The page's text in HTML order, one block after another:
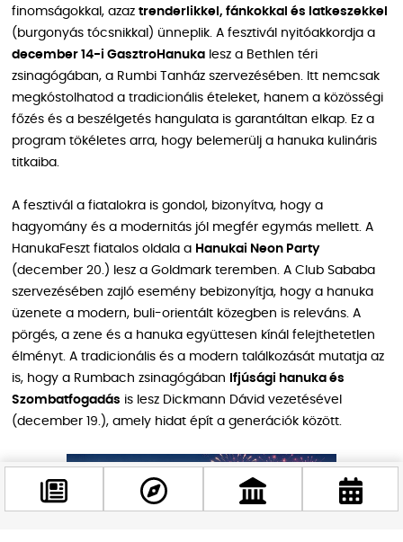
finomságokkal, azaz trenderlikkel, fánkokkal és latkeszekkel
(burgonyás tócsnikkal) ünneplik. A fesztivál nyitóakkordja a
december 14-i GasztroHanuka lesz a Bethlen téri
zsinagógában, a Rumbi Tanház szervezésében. Itt nemcsak
megkóstolhatod a tradicionális ételeket, hanem a közösségi
főzés és a beszélgetés hangulata is garantáltan elkap. Ez a
program tökéletes arra, hogy belemerülj a hanuka kulináris
titkaiba.
A fesztivál a fiatalokra is gondol, bizonyítva, hogy a
hagyomány és a modernitás jól megfér egymás mellett. A
HanukaFeszt fiatalos oldala a Hanukai Neon Party
(december 20.) lesz a Goldmark teremben. A Club Sababa
szervezésében zajló esemény bebizonyítja, hogy a hanuka
üzenete a modern, buli-orientált közegben is releváns. A
pörgés, a zene és a hanuka együttesen kínál felejthetetlen
élményt. A tradicionális és a modern találkozását mutatja az
is, hogy a Rumbach zsinagógában
Ifjúsági hanuka és
Szombatfogadás is lesz Dickmann Dávid vezetésével
(december 19.), amely hidat épít a generációk között.